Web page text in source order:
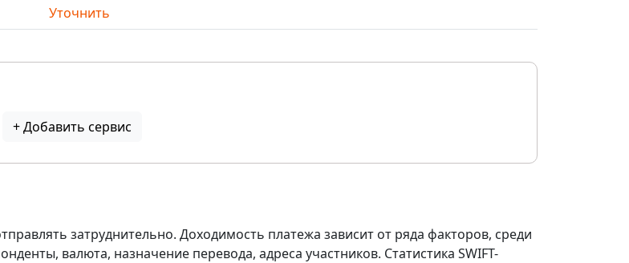
Уточнить
+ Добавить сервис
затруднительно. Доходимость платежа зависит от ряда факторов, среди
валюта, назначение перевода, адреса участников. Статистика SWIFT-